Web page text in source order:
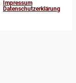
Impressum
Datenschutzerklärung